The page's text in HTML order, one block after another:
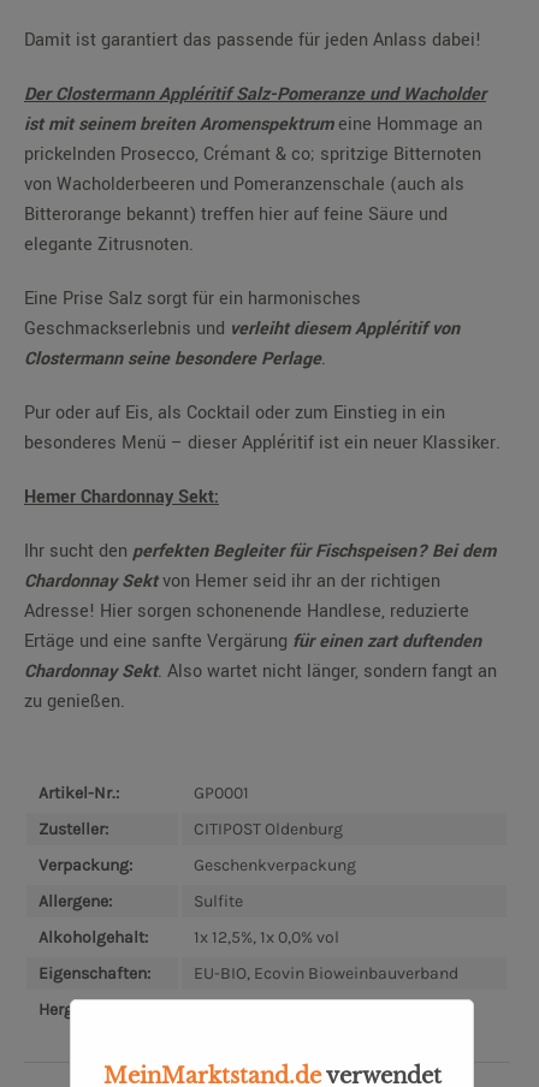
Damit ist garantiert das passende für jeden Anlass dabei!
Der Clostermann Appléritif Salz-Pomeranze und Wacholder
ist mit seinem breiten Aromenspektrum eine Hommage an
prickelnden Prosecco, Crémant & co; spritzige Bitternoten
von Wacholderbeeren und Pomeranzenschale (auch als
Bitterorange bekannt) treffen hier auf feine Säure und
elegante Zitrusnoten.
Eine Prise Salz sorgt für ein harmonisches
Geschmackserlebnis und verleiht diesem Appléritif von
Clostermann seine besondere Perlage.
Pur oder auf Eis, als Cocktail oder zum Einstieg in ein
besonderes Menü – dieser Appléritif ist ein neuer Klassiker.
Hemer Chardonnay Sekt:
Ihr sucht den perfekten Begleiter für Fischspeisen? Bei dem
Chardonnay Sektvon Hemer seid ihr an der richtigen
Adresse! Hier sorgen schonenende Handlese, reduzierte
Ertäge und eine sanfte Vergärung für einen zart duftenden
Chardonnay Sekt. Also wartet nicht länger, sondern fangt an
zu genießen.
Artikel-Nr.:
GP0001
Zusteller:
CITIPOST Oldenburg
Verpackung:
Geschenkverpackung
Allergene:
Sulfite
Alkoholgehalt:
1x 12,5%, 1x 0,0% vol
Eigenschaften:
EU-BIO, Ecovin Bioweinbauverband
Hergestellt in:
MeinMarktstand.deverwendet